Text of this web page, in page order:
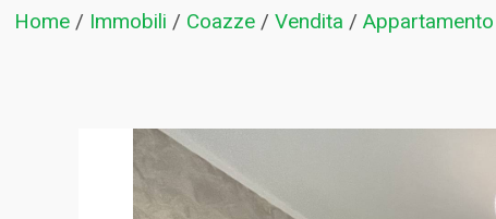
Home / Immobili / Coazze /Vendita /Appartamento